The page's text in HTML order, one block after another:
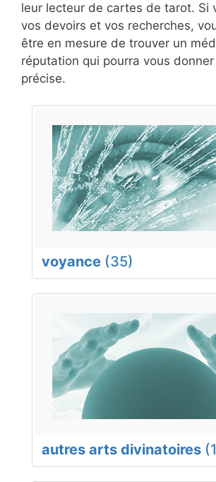
leur lecteur de cartes de tarot. Si
vos devoirs et vos recherches,
être en mesure de trouver un
réputation qui pourra vous
précise.
voyance (35)
autres arts divinatoires